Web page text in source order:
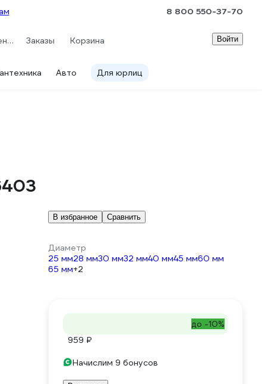
8 800 550-37-70
Сравнение Заказы Корзина Войти
Авто Для юрлиц
В избранное Сравнить
Диаметр
25 мм28 мм30 мм32 мм40 мм45 мм60 мм
65 мм+2
до -10%
959 ₽
Начислим 9 бонусов